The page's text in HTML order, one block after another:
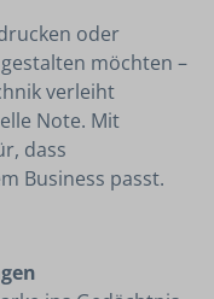
oder
möchten –
verleiht
Note. Mit
dass
Business passt.